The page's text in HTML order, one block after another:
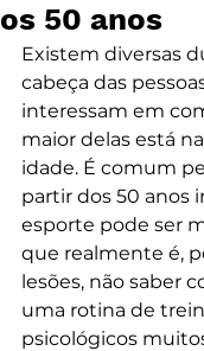
os 50 anos
Existem diversas
cabeça das
interessam em
maior delas está
idade. É comum
partir dos 50 anos
esporte pode ser
que realmente é,
lesões, não saber
uma rotina de
psicológicos